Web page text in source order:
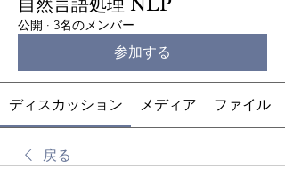
自然言語処理 NLP
公開 · 3名のメンバー
参加する
ディスカッション メディア ファイル
戻る